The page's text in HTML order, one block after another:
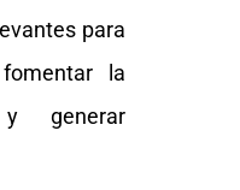
para
la
y generar